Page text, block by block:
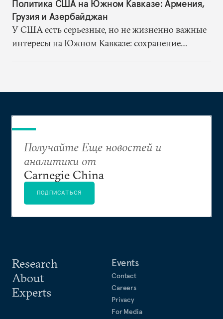
Политика США на Южном Кавказе: Армения,
Грузия и Азербайджан
У США есть серьезные, но не жизненно важные
интересы на Южном Кавказе: сохранение
Research
About
Experts
Events
Contact
Careers
Privacy
For Media
Получайте Еще новостей и
аналитики от
Carnegie China
ПОДПИСАТЬСЯ